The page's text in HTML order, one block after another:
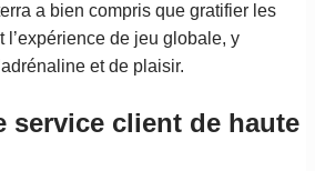
a bien compris que gratifier les
l’expérience de jeu globale, y
et de plaisir.
service client de haute